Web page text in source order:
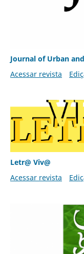
Journal of Urban
Acessar revista
Letr@ Viv@
Acessar revista